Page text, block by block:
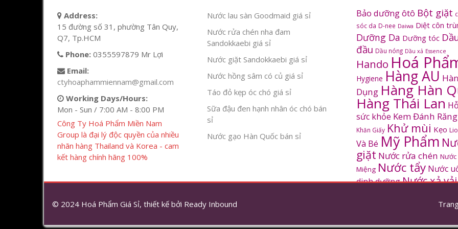
Address:
15 đường số 31, phường Tân Quy,
Q7, Tp.HCM
Phone: 0355597879 Mr Lợi
Email:
ctyhoaphammiennam@gmail.com
Working Days/Hours:
Mon - Sun / 7:00 AM - 8:00 PM
Công Ty Hoá Phẩm Miền Nam
Group là đại lý độc quyền của nhiều
nhãn hàng Thailand và Korea - cam
kết hàng chính hãng 100%
Nước lau sàn Goodmaid giá sỉ
Nước rửa chén nha đam
Sandokkaebi giá sỉ
Nước giặt Sandokkaebi giá sỉ
Nước hồng sâm có củ giá sỉ
Táo đỏ kẹp óc chó giá sỉ
Sữa đậu đen hạnh nhân óc chó bán
sỉ
Nước gạo Hàn Quốc bán sỉ
Bảo dưỡng ôtô Bột giặt
sóc da D-nee Daiwa Diệt côn
Dưỡng Da Dưỡng tóc
đầu Dầu nóng Dầu xả Essence
Hando Hoá
Hygiene Hàng AU
Dụng Hàng Hàn
Hàng Thái Lan
sức khỏe Kem Đánh Răng
Khăn Giấy Khử mùi Kẹo
Và Bé Mỹ Phẩm
giặt Nước rửa chén Nước
Miệng Nước tẩy Nước
dinh dưỡngNước xả vải
Sâm Hàn Quốc
© 2024 Hoá Phẩm Giá Sỉ, thiết kế bởi Ready Inbound